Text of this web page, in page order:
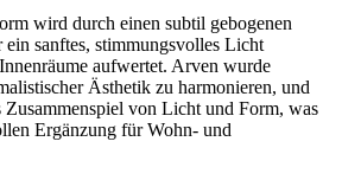
wird durch einen subtil gebogenen
sanftes, stimmungsvolles Licht
aufwertet. Arven wurde
Ästhetik zu harmonieren, und
Zusammenspiel von Licht und Form, was
Ergänzung für Wohn- und